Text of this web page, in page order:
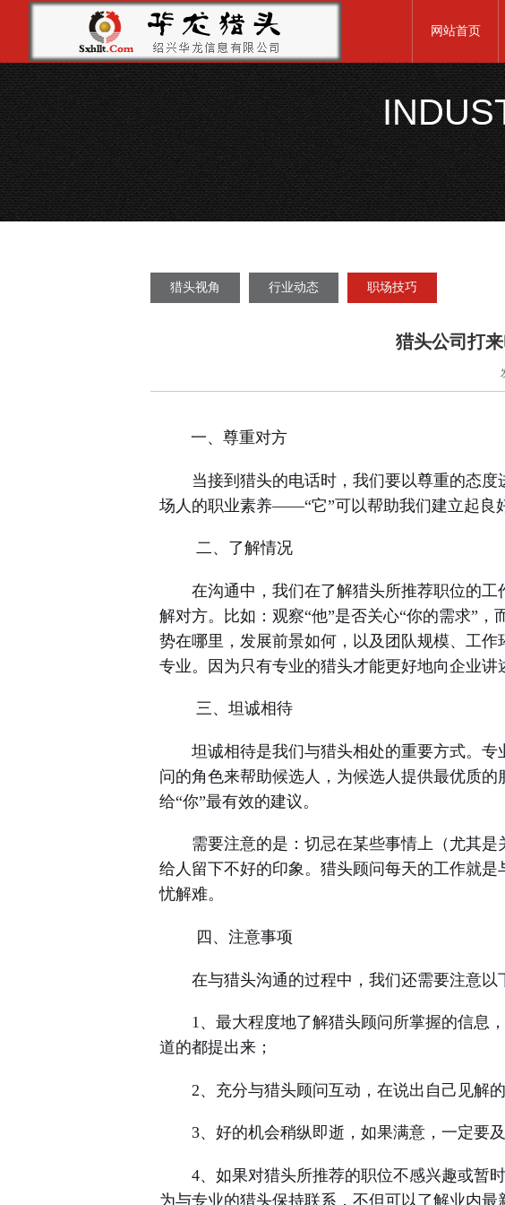
网站首页
猎头视角 行业动态 职场技巧
猎头公司打
一、尊重对方
当接到猎头的电话时，我们要以尊重的态度
场人的职业素养——“它”可以帮助我们建立起良
二、了解情况
在沟通中，我们在了解猎头所推荐职位的工
解对方。比如：观察“他”是否关心“你的需求”
势在哪里，发展前景如何，以及团队规模、工
专业。因为只有专业的猎头才能更好地向企业讲
三、坦诚相待
坦诚相待是我们与猎头相处的重要方式。专
问的角色来帮助候选人，为候选人提供最优质
给“你”最有效的建议。
需要注意的是：切忌在某些事情上（尤其是
给人留下不好的印象。猎头顾问每天的工作就
忧解难。
四、注意事项
在与猎头沟通的过程中，我们还需要注意以
1、最大程度地了解猎头顾问所掌握的信息
道的都提出来；
2、充分与猎头顾问互动，在说出自己见解
3、好的机会稍纵即逝，如果满意，一定要
4、如果对猎头所推荐的职位不感兴趣或暂
为与专业的猎头保持联系，不但可以了解业内最